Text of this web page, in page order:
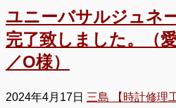
ユニーバサルジュネ
完了致しました。（
／O様）
2024年4月17日 三島 【時計修理